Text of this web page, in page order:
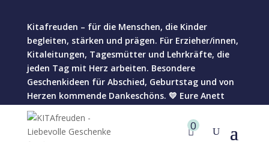
Kitafreuden – für die Menschen, die Kinder
begleiten, stärken und prägen. Für Erzieher/innen,
Kitaleitungen, Tagesmütter und Lehrkräfte, die
jeden Tag mit Herz arbeiten. Besondere
Geschenkideen für Abschied, Geburtstag und von
Herzen kommende Dankeschöns. 💛 Eure Anett
0